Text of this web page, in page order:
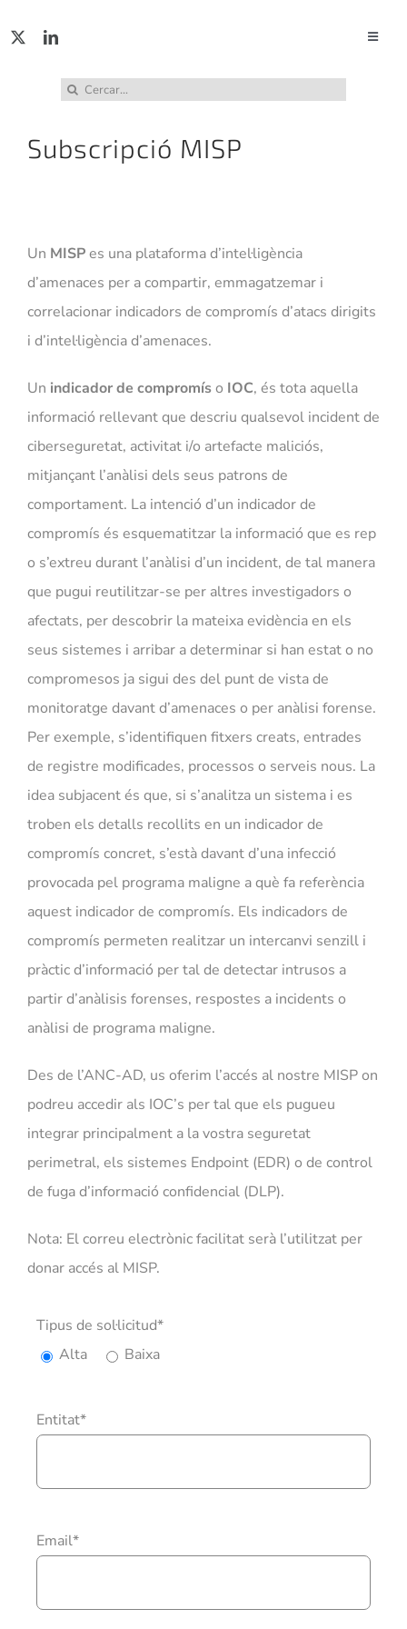
to
Toggle
Cerca
Subscripció MISP
Un MISPes una plataforma d’intel·ligència
d’amenaces per a compartir, emmagatzemar i
correlacionar indicadors de compromís d’atacs dirigits
i d’intel·ligència d’amenaces.
Un indicador de compromíso IOC, és tota aquella
informació rellevant que descriu qualsevol incident de
ciberseguretat, activitat i/o artefacte maliciós,
mitjançant l’anàlisi dels seus patrons de
comportament. La intenció d’un indicador de
compromís és esquematitzar la informació que es rep
o s’extreu durant l’anàlisi d’un incident, de tal manera
que pugui reutilitzar-se per altres investigadors o
afectats, per descobrir la mateixa evidència en els
seus sistemes i arribar a determinar si han estat o no
compromesos ja sigui des del punt de vista de
monitoratge davant d’amenaces o per anàlisi forense.
Per exemple, s’identifiquen fitxers creats, entrades
de registre modificades, processos o serveis nous. La
idea subjacent és que, si s’analitza un sistema i es
troben els detalls recollits en un indicador de
compromís concret, s’està davant d’una infecció
provocada pel programa maligne a què fa referència
aquest indicador de compromís. Els indicadors de
compromís permeten realitzar un intercanvi senzill i
pràctic d’informació per tal de detectar intrusos a
partir d’anàlisis forenses, respostes a incidents o
anàlisi de programa maligne.
Des de l’ANC-AD, us oferim l’accés al nostre MISP on
podreu accedir als IOC’s per tal que els pugueu
integrar principalment a la vostra seguretat
perimetral, els sistemes Endpoint (EDR) o de control
de fuga d’informació confidencial (DLP).
Nota: El correu electrònic facilitat serà l’utilitzat per
donar accés al MISP.
Tipus de sol·licitud*
Alta
Baixa
Entitat*
Email*